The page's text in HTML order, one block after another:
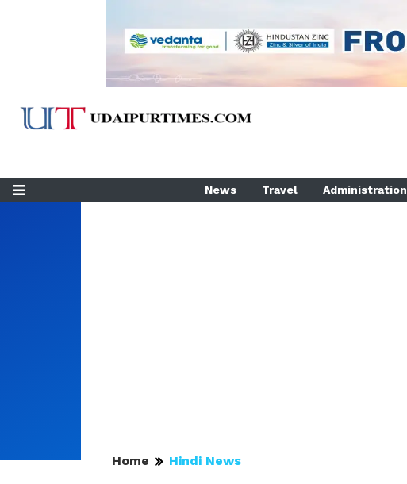
News Travel Administration
Home Hindi News